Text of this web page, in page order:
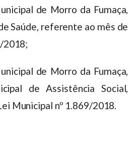
de Morro da Fumaça,
Saúde, referente ao mês de
2018;
de Morro da Fumaça,
de Assistência Social,
Municipal nº 1.869/2018.